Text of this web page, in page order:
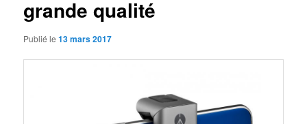
grande qualité
Publié le13 mars 2017